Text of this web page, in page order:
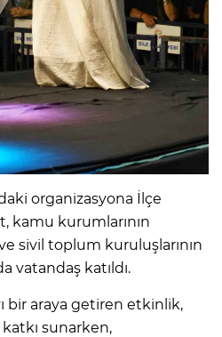
organizasyona İlçe
kamu kurumlarının
sivil toplum kuruluşlarının
vatandaş katıldı.
bir araya getiren etkinlik,
katkı sunarken,